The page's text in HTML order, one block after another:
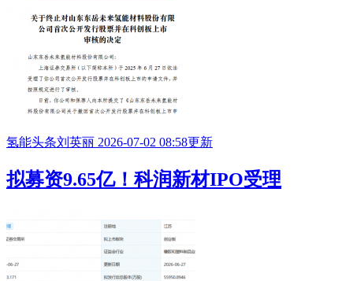
氢能头条刘英丽 2026-07-02 08:58更新
拟募资9.65亿！科润新材IPO受理